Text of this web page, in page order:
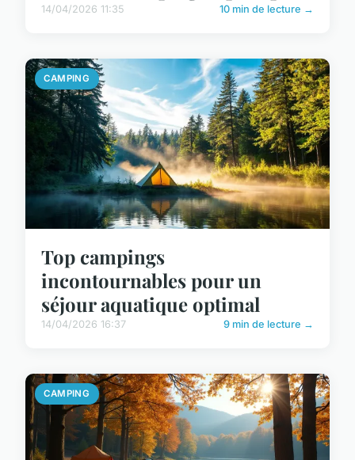
14/04/2026 11:35 10 min de lecture →
CAMPING
Top campings
incontournables pour un
séjour aquatique optimal
14/04/2026 16:37 9 min de lecture →
CAMPING